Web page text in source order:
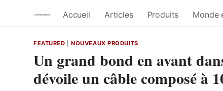
Accueil Articles Produits Monde
FEATURED |NOUVEAUX PRODUITS
Un grand bond en avant
dévoile un câble composé à